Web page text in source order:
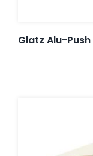
Glatz Alu-